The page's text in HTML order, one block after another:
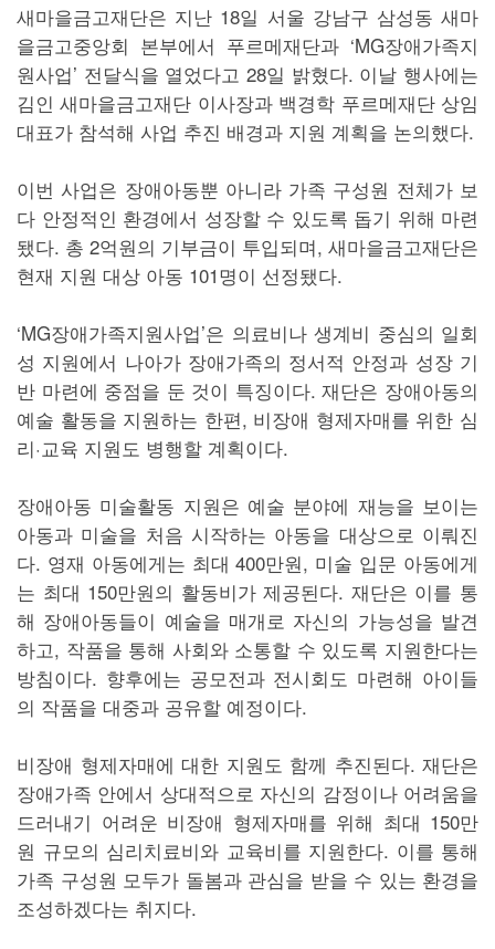
새마을금고재단은 지난 18일 서울 강남구 삼성동 새마
을금고중앙회 본부에서 푸르메재단과 ‘MG장애가족지
원사업’ 전달식을 열었다고 28일 밝혔다. 이날 행사에는
김인 새마을금고재단 이사장과 백경학 푸르메재단 상임
대표가 참석해 사업 추진 배경과 지원 계획을 논의했다.
이번 사업은 장애아동뿐 아니라 가족 구성원 전체가 보
다 안정적인 환경에서 성장할 수 있도록 돕기 위해 마련
됐다. 총 2억원의 기부금이 투입되며, 새마을금고재단은
현재 지원 대상 아동 101명이 선정됐다.
‘MG장애가족지원사업’은 의료비나 생계비 중심의 일회
성 지원에서 나아가 장애가족의 정서적 안정과 성장 기
반 마련에 중점을 둔 것이 특징이다. 재단은 장애아동의
예술 활동을 지원하는 한편, 비장애 형제자매를 위한 심
리·교육 지원도 병행할 계획이다.
장애아동 미술활동 지원은 예술 분야에 재능을 보이는
아동과 미술을 처음 시작하는 아동을 대상으로 이뤄진
다. 영재 아동에게는 최대 400만원, 미술 입문 아동에게
는 최대 150만원의 활동비가 제공된다. 재단은 이를 통
해 장애아동들이 예술을 매개로 자신의 가능성을 발견
하고, 작품을 통해 사회와 소통할 수 있도록 지원한다는
방침이다. 향후에는 공모전과 전시회도 마련해 아이들
의 작품을 대중과 공유할 예정이다.
비장애 형제자매에 대한 지원도 함께 추진된다. 재단은
장애가족 안에서 상대적으로 자신의 감정이나 어려움을
드러내기 어려운 비장애 형제자매를 위해 최대 150만
원 규모의 심리치료비와 교육비를 지원한다. 이를 통해
가족 구성원 모두가 돌봄과 관심을 받을 수 있는 환경을
조성하겠다는 취지다.